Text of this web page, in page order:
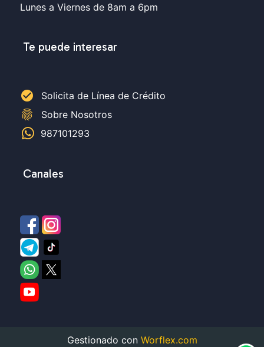
Lunes a Viernes de 8am a 6pm
Te puede interesar
check_circle Solicita de Línea de Crédito
fingerprint
Sobre Nosotros
987101293
Canales
Gestionado con Worflex.com